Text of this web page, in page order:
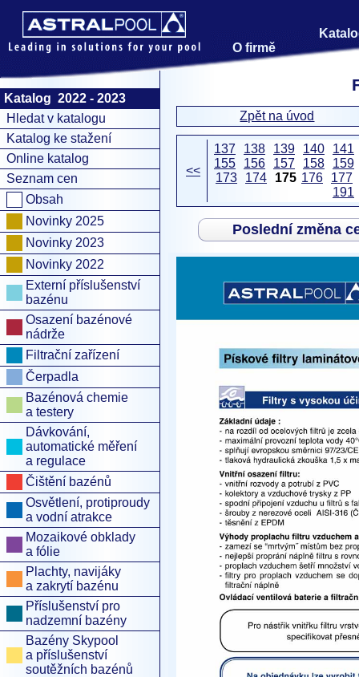
O firmě
Katalog 2022 - 2023
Hledat v katalogu
Katalog ke stažení
Online katalog
Seznam cen
Obsah
Novinky 2025
Novinky 2023
Novinky 2022
Externí příslušenství
bazénu
Osazení bazénové
nádrže
Filtrační zařízení
Čerpadla
Bazénová chemie
a testery
Dávkování,
automatické měření
a regulace
Čištění bazénů
Osvětlení, protiproudy
a vodní atrakce
Mozaikové obklady
a fólie
Plachty, navijáky
a zakrytí bazénu
Příslušenství pro
nadzemní bazény
Bazény Skypool
a příslušenství
soutěžních bazénů
Zpět na úvod
<<
137 138 139 140
141
155
156 157 158
159
173
174 175 176
177
191
Poslední změna